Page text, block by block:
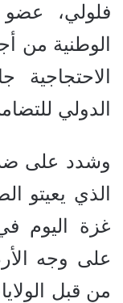
فلولي،
الوطنية من
الدولي
وشدد على
الذي يعيتو
غزة اليوم
على وجه
من قبل